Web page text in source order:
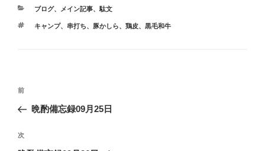
カ
ゴ
ブログ、 メイン記事、 駄文
タ
キャンプ、 串打ち、 豚かしら、 鶏皮、 黒毛和牛
投
ナ
ビ
前
の
稿
前
晩酌備忘録09月25日
次
次